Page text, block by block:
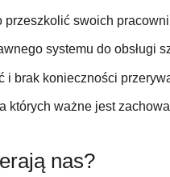
przeszkolić swoich
systemu do obsługi
i brak konieczności
których ważne jest
nas?